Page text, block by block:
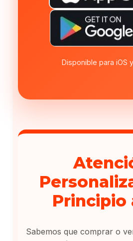
Disponible para iOS
Principio
Sabemos que comprar o